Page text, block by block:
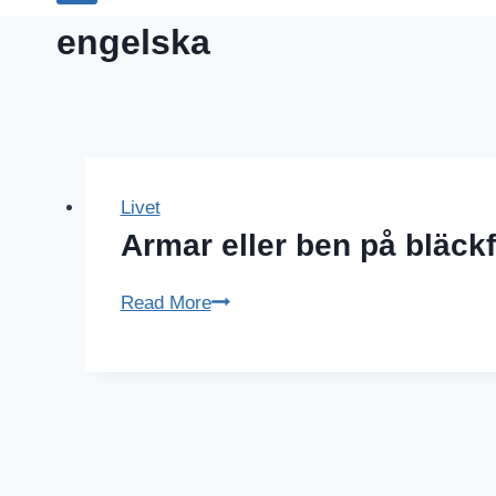
engelska
Livet
Armar eller ben på
Read MoreArmar